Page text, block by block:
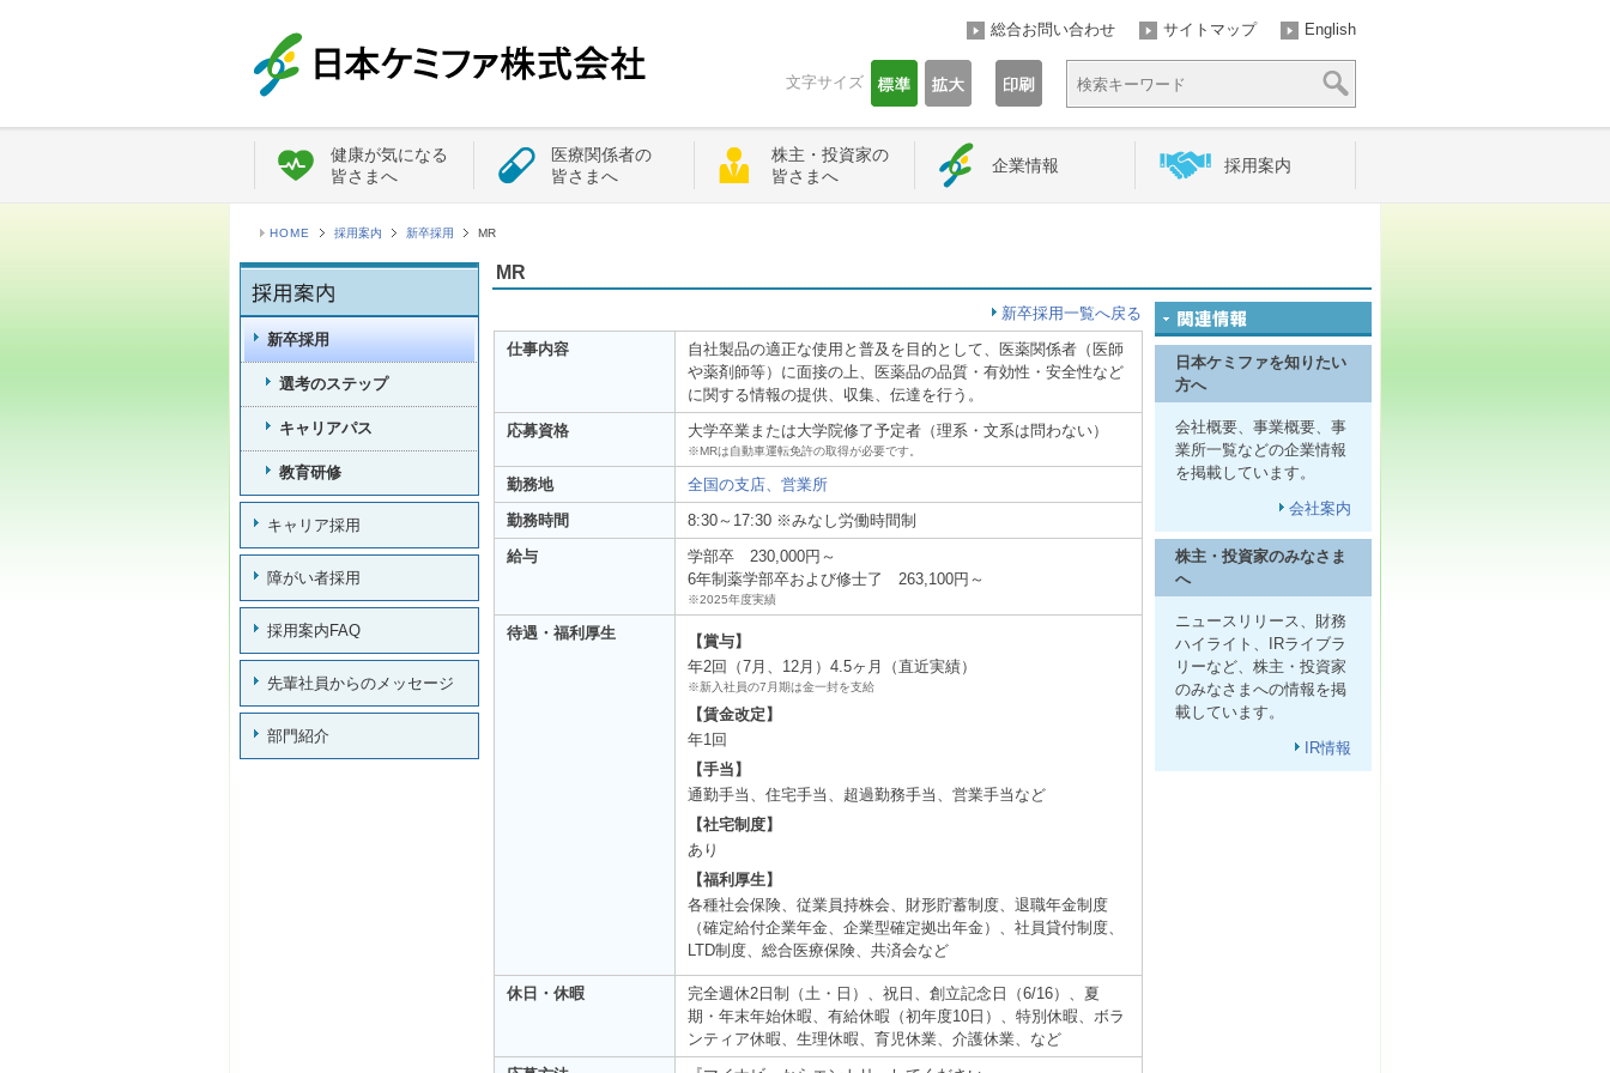
English
サイトマップ
総合お問い合わせ
文字サイズ
健康が気になる
皆さまへ
医療関係者の
皆さまへ
株主・投資家の
皆さまへ
企業情報 採用案内
HOME 採用案内 新卒採用 MR
MR
新卒採用一覧へ戻る
仕事内容
自社製品の適正な使用と普及を目的として、医薬関係者（医師
や薬剤師等）に面接の上、医薬品の品質・有効性・安全性など
に関する情報の提供、収集、伝達を行う。
応募資格
大学卒業または大学院修了予定者（理系・文系は問わない）
※MRは自動車運転免許の取得が必要です。
勤務地
全国の支店、営業所
勤務時間
8:30～17:30 ※みなし労働時間制
給与
学部卒 230,000円～
6年制薬学部卒および修士了 263,100円～
※2025年度実績
待遇・福利厚生
【賞与】
年2回（7月、12月）4.5ヶ月（直近実績）
※新入社員の7月期は金一封を支給
【賃金改定】
年1回
【手当】
通勤手当、住宅手当、超過勤務手当、営業手当など
【社宅制度】
あり
【福利厚生】
各種社会保険、従業員持株会、財形貯蓄制度、退職年金制度
（確定給付企業年金、企業型確定拠出年金）、社員貸付制度、
LTD制度、総合医療保険、共済会など
休日・休暇
完全週休2日制（土・日）、祝日、創立記念日（6/16）、夏
期・年末年始休暇、有給休暇（初年度10日）、特別休暇、ボラ
ンティア休暇、生理休暇、育児休業、介護休業、など
日本ケミファを知りたい
方へ
会社概要、事業概要、事
業所一覧などの企業情報
を掲載しています。
会社案内
株主・投資家のみなさま
へ
ニュースリリース、財務
ハイライト、IRライブラ
リーなど、株主・投資家
のみなさまへの情報を掲
載しています。
IR情報
新卒採用
選考のステップ
キャリアパス
教育研修
キャリア採用
障がい者採用
採用案内FAQ
先輩社員からのメッセージ
部門紹介